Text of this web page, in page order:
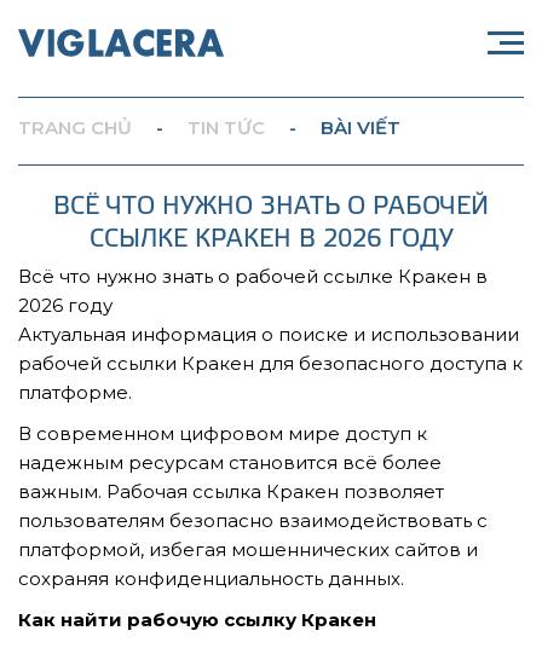
TẢI E-BROCHURE
TRANG CHỦ - TIN TỨC - BÀI VIẾT
ВСЁ ЧТО НУЖНО ЗНАТЬ О РАБОЧЕЙ
ССЫЛКЕ КРАКЕН В 2026 ГОДУ
Всё что нужно знать о рабочей ссылке Кракен в
2026 году
Актуальная информация о поиске и использовании
рабочей ссылки Кракен для безопасного доступа к
платформе.
В современном цифровом мире доступ к
надежным ресурсам становится всё более
важным. Рабочая ссылка Кракен позволяет
пользователям безопасно взаимодействовать с
платформой, избегая мошеннических сайтов и
сохраняя конфиденциальность данных.
Как найти рабочую ссылку Кракен